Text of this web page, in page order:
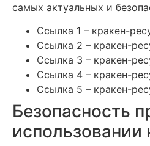
самых актуальных и
Ссылка 1 – кракен-
Ссылка 2 – кракен-
Ссылка 3 – кракен-
Ссылка 4 – кракен-
Ссылка 5 – кракен-
Безопасность
использовании